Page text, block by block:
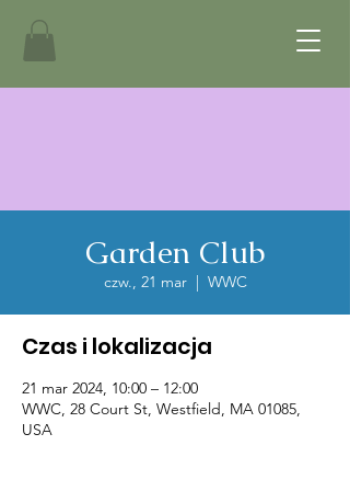
Garden Club
czw., 21 mar
  |
WWC
Czas i lokalizacja
21 mar 2024, 10:00 – 12:00
WWC, 28 Court St, Westfield, MA 01085,
USA